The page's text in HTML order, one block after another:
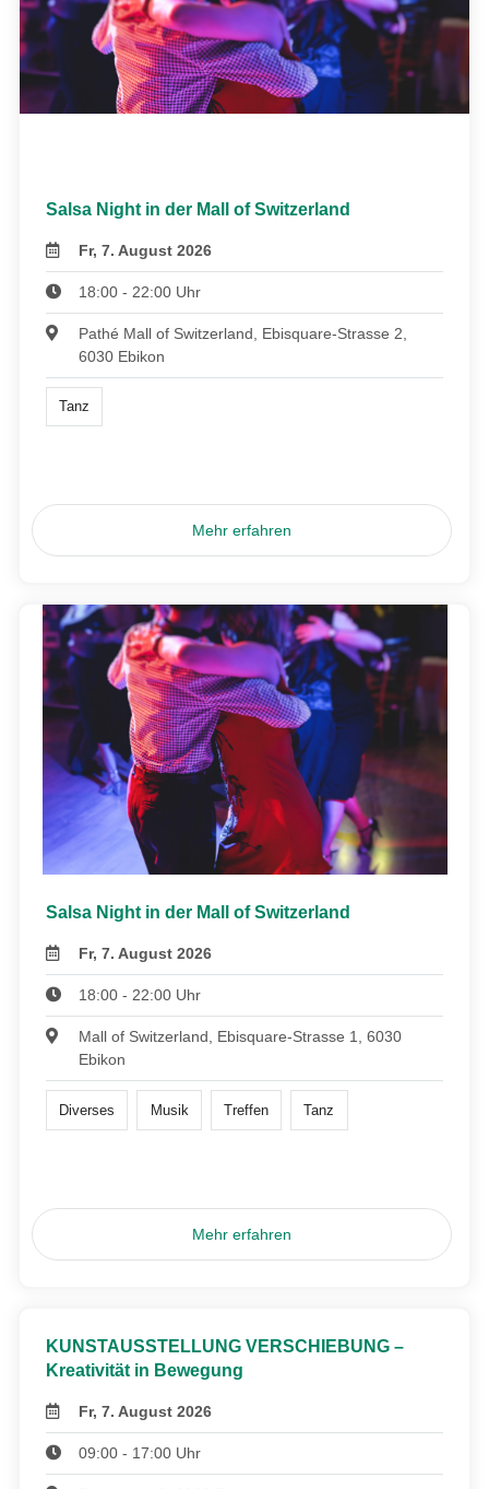
Salsa Night in der Mall of Switzerland
Fr, 7. August 2026
18:00 - 22:00 Uhr
Pathé Mall of Switzerland, Ebisquare-Strasse 2,
6030 Ebikon
Tanz
Mehr erfahren
Salsa Night in der Mall of Switzerland
Fr, 7. August 2026
18:00 - 22:00 Uhr
Mall of Switzerland, Ebisquare-Strasse 1, 6030
Ebikon
Diverses Musik Treffen Tanz
Mehr erfahren
KUNSTAUSSTELLUNG VERSCHIEBUNG –
Kreativität in Bewegung
Fr, 7. August 2026
09:00 - 17:00 Uhr